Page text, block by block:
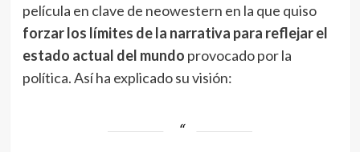
película en clave de neowestern en la que quiso
forzar los límites de la narrativa para reflejar el
estado actual del mundo provocado por la
política. Así ha explicado su visión: